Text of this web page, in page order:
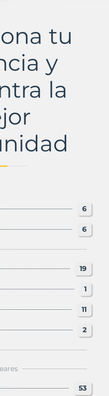
tu
y
la
6
6
19
1
11
2
53